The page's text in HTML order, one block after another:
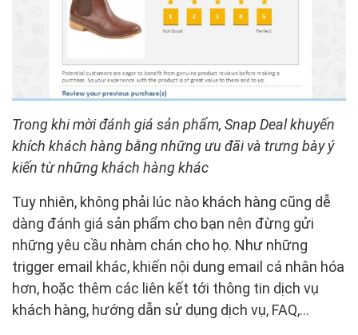
Trong khi mời đánh giá sản phẩm, Snap Deal khuyến
khích khách hàng bằng những ưu đãi và trưng bày ý
kiến từ những khách hàng khác
Tuy nhiên, không phải lúc nào khách hàng cũng dễ
dàng đánh giá sản phẩm cho bạn nên đừng gửi
những yêu cầu nhàm chán cho họ. Như những
trigger email khác, khiến nội dung email cá nhân hóa
hơn, hoặc thêm các liên kết tới thông tin dịch vụ
khách hàng, hướng dẫn sử dụng dịch vụ, FAQ,…